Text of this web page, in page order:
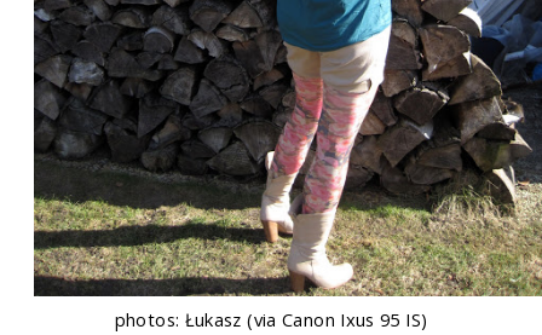
photos: Łukasz (via Canon Ixus 95 IS)